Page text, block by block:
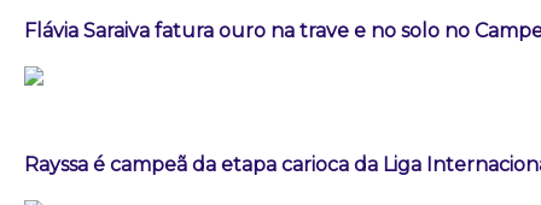
Flávia Saraiva fatura ouro na trave e no solo no
Rayssa é campeã da etapa carioca da Liga